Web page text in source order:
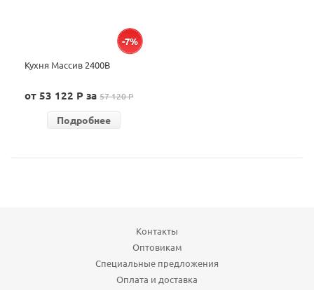
-7%
Кухня Массив 2400В
от 53 122 P за57 120 P
Подробнее
Контакты
Оптовикам
Специальные предложения
Оплата и доставка